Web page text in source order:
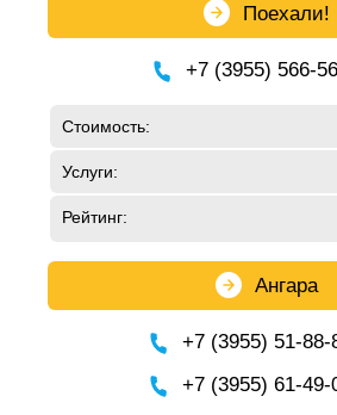
Поехали!
+7 (3955) 566-
Стоимость:
Услуги:
Рейтинг:
Ангара
+7 (3955) 51-88-
+7 (3955) 61-49-